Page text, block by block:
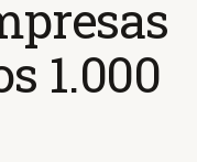
1.000